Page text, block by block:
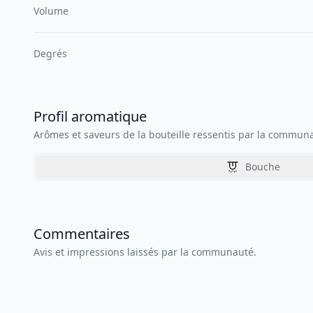
Volume
Degrés
Profil aromatique
Arômes et saveurs de la bouteille ressentis par la
Bouche
Commentaires
Avis et impressions laissés par la communauté.